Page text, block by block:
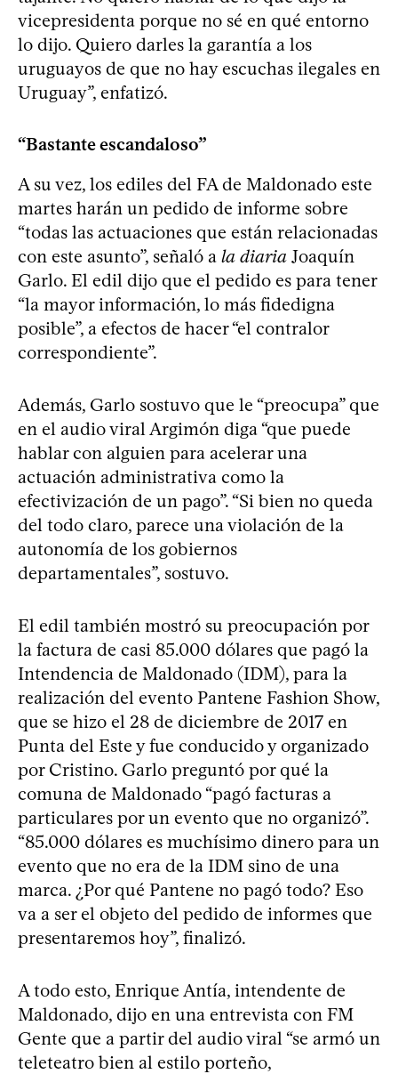
vicepresidenta porque no sé en qué entorno
lo dijo. Quiero darles la garantía a los
uruguayos de que no hay escuchas ilegales en
Uruguay”, enfatizó.
“Bastante escandaloso”
A su vez, los ediles del FA de Maldonado este
martes harán un pedido de informe sobre
“todas las actuaciones que están relacionadas
con este asunto”, señaló a la diaria Joaquín
Garlo. El edil dijo que el pedido es para tener
“la mayor información, lo más fidedigna
posible”, a efectos de hacer “el contralor
correspondiente”.
Además, Garlo sostuvo que le “preocupa” que
en el audio viral Argimón diga “que puede
hablar con alguien para acelerar una
actuación administrativa como la
efectivización de un pago”. “Si bien no queda
del todo claro, parece una violación de la
autonomía de los gobiernos
departamentales”, sostuvo.
El edil también mostró su preocupación por
la factura de casi 85.000 dólares que pagó la
Intendencia de Maldonado (IDM), para la
realización del evento Pantene Fashion Show,
que se hizo el 28 de diciembre de 2017 en
Punta del Este y fue conducido y organizado
por Cristino. Garlo preguntó por qué la
comuna de Maldonado “pagó facturas a
particulares por un evento que no organizó”.
“85.000 dólares es muchísimo dinero para un
evento que no era de la IDM sino de una
marca. ¿Por qué Pantene no pagó todo? Eso
va a ser el objeto del pedido de informes que
presentaremos hoy”, finalizó.
A todo esto, Enrique Antía, intendente de
Maldonado, dijo en una entrevista con FM
Gente que a partir del audio viral “se armó un
teleteatro bien al estilo porteño,